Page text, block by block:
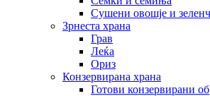
Сушени овошје и
Зрнеста храна
Грав
Леќа
Ориз
Конзервирана храна
Готови конзервирани